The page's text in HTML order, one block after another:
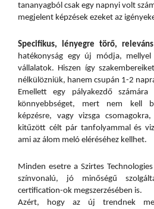
tananyagból csak egy napnyi volt
megjelent képzések ezeket az
Specifikus, lényegre törő,
hatékonyság egy új módja,
vállalatok. Hiszen így
nélkülözniük, hanem csupán 1-2
Emellett egy pályakezdő
könnyebbséget, mert nem kell
képzésre, vagy vizsga
kitűzött célt pár tanfolyammal és
ami az álom meló eléréséhez kellhet.
Minden esetre a Szirtes
színvonalú, jó minőségű
certification-ok megszerzésében is.
Azért, hogy az új trendnek